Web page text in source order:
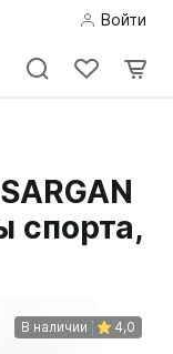
Войти
спорта,
В наличии 4,0